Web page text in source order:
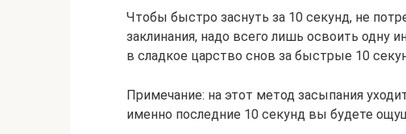
Чтобы быстро заснуть за 10 секунд, не
заклинания, надо всего лишь освоить одну
в сладкое царство снов за быстрые 10
Примечание: на этот метод засыпания
именно последние 10 секунд вы будете